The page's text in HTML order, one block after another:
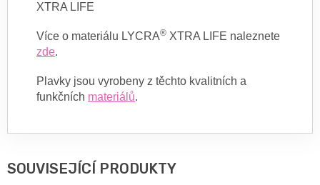
XTRA LIFE
Více o materiálu LYCRA® XTRA LIFE naleznete
zde.
Plavky jsou vyrobeny z těchto kvalitních a
funkčních materiálů.
SOUVISEJÍCÍ PRODUKTY